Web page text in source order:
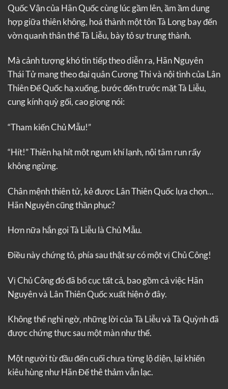
Quốc Vận của Hãn Quốc cùng lúc gầm lên, ầm ầm dung
hợp giữa thiên không, hoá thành một tôn Tà Long bay đến
vờn quanh thân thể Tà Liễu, bày tỏ sự trung thành.
Mà cảnh tượng khó tin tiếp theo diễn ra, Hãn Nguyên
Thái Tử mang theo đại quân Cương Thi và nội tình của Lân
Thiên Đế Quốc hạ xuống, bước đến trước mặt Tà Liễu,
cung kính quỳ gối, cao giọng nói:
“Tham kiến Chủ Mẫu!”
“Hít!” Thiên hạ hít một ngụm khí lạnh, nội tâm run rẩy
không ngừng.
Chân mệnh thiên tử, kẻ được Lân Thiên Quốc lựa chọn…
Hãn Nguyên cũng thần phục?
Hơn nữa hắn gọi Tà Liễu là Chủ Mẫu.
Điều này chứng tỏ, phía sau thật sự có một vị Chủ Công!
Vị Chủ Công đó đã bố cục tất cả, bao gồm cả việc Hãn
Nguyên và Lân Thiên Quốc xuất hiện ở đây.
Không thể nghi ngờ, những lời của Tà Liễu và Tà Quỳnh đã
được chứng thực sau một màn như thế.
Một người từ đầu đến cuối chưa từng lộ diện, lại khiến
kiêu hùng như Hãn Đế thê thảm vẫn lạc.